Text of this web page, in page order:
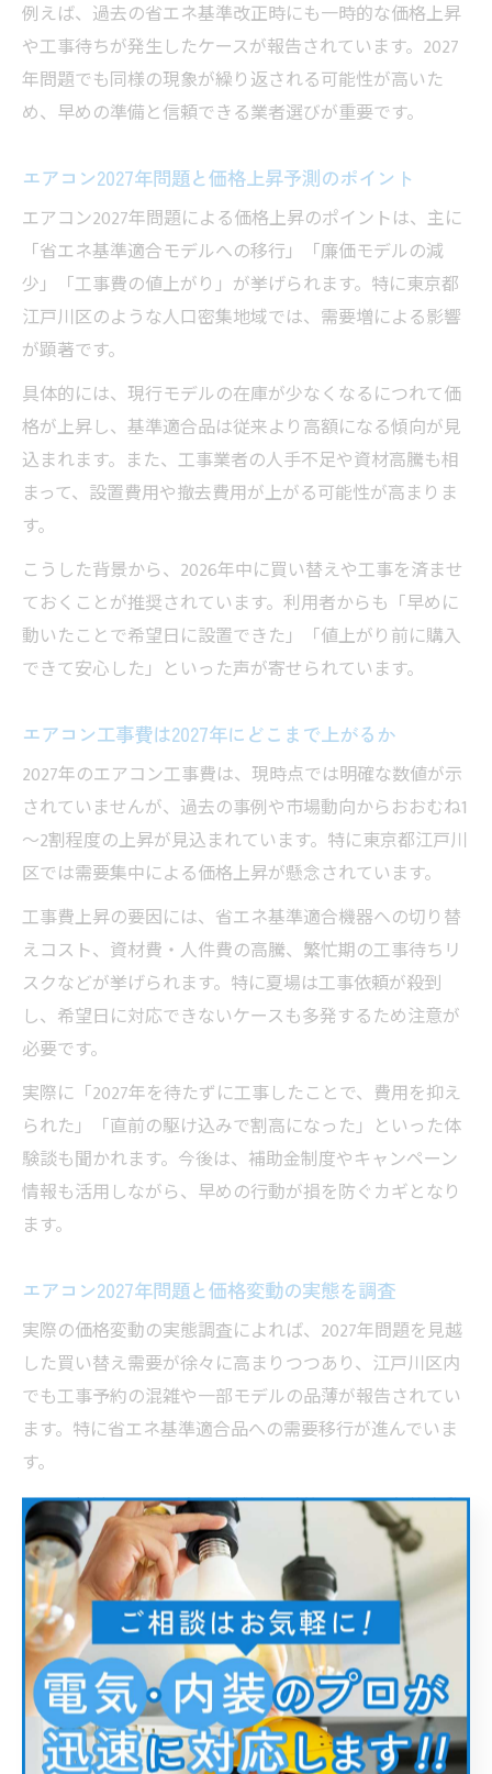
例えば、過去の省エネ基準改正時にも一時的な価格上昇
や工事待ちが発生したケースが報告されています。2027
年問題でも同様の現象が繰り返される可能性が高いた
め、早めの準備と信頼できる業者選びが重要です。
エアコン2027年問題と価格上昇予測のポイント
エアコン2027年問題による価格上昇のポイントは、主に
「省エネ基準適合モデルへの移行」「廉価モデルの減
少」「工事費の値上がり」が挙げられます。特に東京都
江戸川区のような人口密集地域では、需要増による影響
が顕著です。
具体的には、現行モデルの在庫が少なくなるにつれて価
格が上昇し、基準適合品は従来より高額になる傾向が見
込まれます。また、工事業者の人手不足や資材高騰も相
まって、設置費用や撤去費用が上がる可能性が高まりま
す。
こうした背景から、2026年中に買い替えや工事を済ませ
ておくことが推奨されています。利用者からも「早めに
動いたことで希望日に設置できた」「値上がり前に購入
できて安心した」といった声が寄せられています。
エアコン工事費は2027年にどこまで上がるか
2027年のエアコン工事費は、現時点では明確な数値が示
されていませんが、過去の事例や市場動向からおおむね1
～2割程度の上昇が見込まれています。特に東京都江戸川
区では需要集中による価格上昇が懸念されています。
工事費上昇の要因には、省エネ基準適合機器への切り替
えコスト、資材費・人件費の高騰、繁忙期の工事待ちリ
スクなどが挙げられます。特に夏場は工事依頼が殺到
し、希望日に対応できないケースも多発するため注意が
必要です。
実際に「2027年を待たずに工事したことで、費用を抑え
られた」「直前の駆け込みで割高になった」といった体
験談も聞かれます。今後は、補助金制度やキャンペーン
情報も活用しながら、早めの行動が損を防ぐカギとなり
ます。
エアコン2027年問題と価格変動の実態を調査
実際の価格変動の実態調査によれば、2027年問題を見越
した買い替え需要が徐々に高まりつつあり、江戸川区内
でも工事予約の混雑や一部モデルの品薄が報告されてい
ます。特に省エネ基準適合品への需要移行が進んでいま
す。
また、経済産業省の方針や補助金政策も今後の価格変動
に大きな影響を与えると考えられます。補助金情報や最
新の基準内容を定期的にチェックし、工事業者からの見
積もりも複数取得することが重要です。
ユーザーからは「複数社に見積もりを依頼して比較し
た」「補助金を活用して費用を抑えられた」などの具体
的な体験談も多く、情報収集と早期行動が価格変動への
最大の対策となっています。